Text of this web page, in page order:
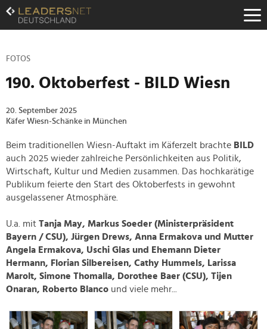
Zum
Inhalt
Zur
Navigation
Hauptnavigation
FOTOS
190. Oktoberfest - BILD Wiesn
20. September 2025
Käfer Wiesn-Schänke in München
Beim traditionellen Wiesn-Auftakt im Käferzelt brachte BILD
auch 2025 wieder zahlreiche Persönlichkeiten aus Politik,
Wirtschaft, Kultur und Medien zusammen. Das hochkarätige
Publikum feierte den Start des Oktoberfests in gewohnt
ausgelassener Atmosphäre.
U.a. mit Tanja May, Markus Soeder (Ministerpräsident
Bayern / CSU), Jürgen Drews, Anna Ermakova und Mutter
Angela Ermakova, Uschi Glas und Ehemann Dieter
Hermann, Florian Silbereisen, Cathy Hummels, Larissa
Marolt, Simone Thomalla, Dorothee Baer (CSU), Tijen
Onaran, Roberto Blanco und viele mehr...